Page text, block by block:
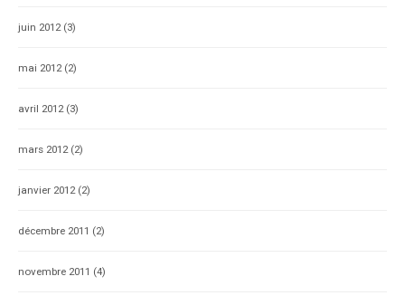
juin 2012(3)
mai 2012(2)
avril 2012(3)
mars 2012(2)
janvier 2012(2)
décembre 2011 (2)
novembre 2011 (4)